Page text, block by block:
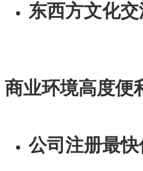
东西方文化
商业环境高度便
公司注册最